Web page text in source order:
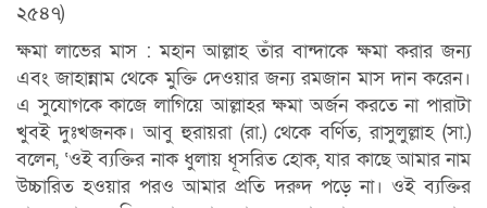
২৫৪৭)
ক্ষমা লাভের মাস : মহান আল্লাহ তাঁর বান্দাকে ক্ষমা করার জন্য
এবং জাহান্নাম থেকে মুক্তি দেওয়ার জন্য রমজান মাস দান করেন।
এ সুযোগকে কাজে লাগিয়ে আল্লাহর ক্ষমা অর্জন করতে না পারাটা
খুবই দুঃখজনক। আবু হুরায়রা (রা.) থেকে বর্ণিত, রাসুলুল্লাহ (সা.)
বলেন, ‘ওই ব্যক্তির নাক ধুলায় ধূসরিত হোক, যার কাছে আমার নাম
উচ্চারিত হওয়ার পরও আমার প্রতি দরুদ পড়ে না। ওই ব্যক্তির